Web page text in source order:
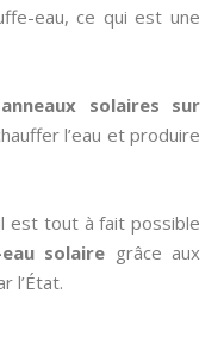
eau, ce qui est une
solaires sur
l’eau et produire
est tout à fait possible
solaire grâce aux
l’État.